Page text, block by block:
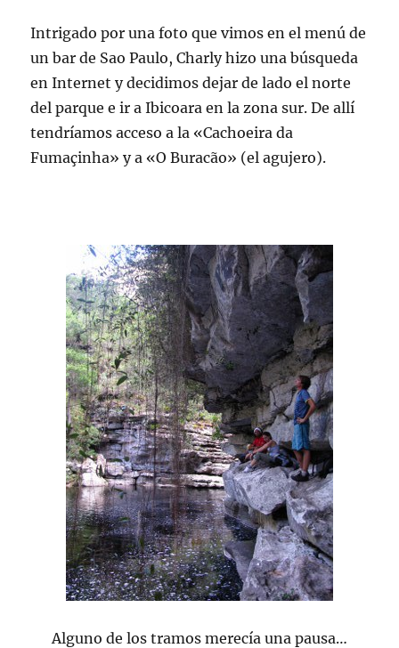
Intrigado por una foto que vimos en el menú de
un bar de SaoPaulo,Charlyhizo una búsqueda
en Internet y decidimos dejar de lado el norte
del parque e ir aIbicoara en la zona sur. De allí
tendríamos acceso a la «Cachoeira da
Fumaçinha» y a «OBuracão» (el agujero).
Alguno de los tramos merecía una pausa…